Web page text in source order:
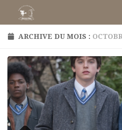
Skip to content
ARCHIVE DU MOIS :